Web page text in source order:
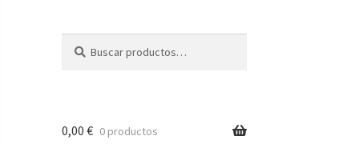
por:
0,00 € 0 productos